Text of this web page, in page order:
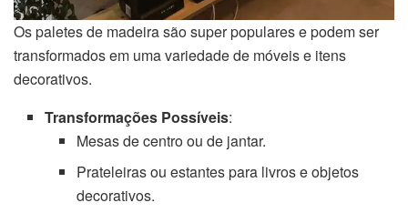
Os paletes de madeira são super populares e podem ser
transformados em uma variedade de móveis e itens
decorativos.
Transformações Possíveis:
Mesas de centro ou de jantar.
Prateleiras ou estantes para livros e objetos
decorativos.